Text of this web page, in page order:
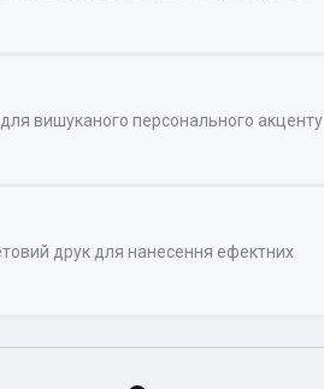
вишуканого персонального акценту
друк для нанесення ефектних